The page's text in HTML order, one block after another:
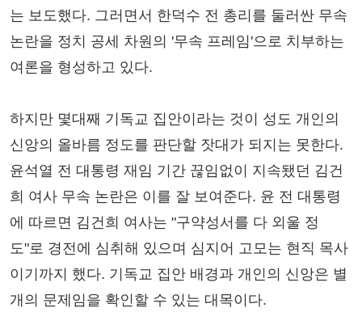
는 보도했다. 그러면서 한덕수 전 총리를 둘러싼 무속
논란을 정치 공세 차원의 '무속 프레임'으로 치부하는
여론을 형성하고 있다.
하지만 몇대째 기독교 집안이라는 것이 성도 개인의
신앙의 올바름 정도를 판단할 잣대가 되지는 못한다.
윤석열 전 대통령 재임 기간 끊임없이 지속됐던 김건
희 여사 무속 논란은 이를 잘 보여준다. 윤 전 대통령
에 따르면 김건희 여사는 "구약성서를 다 외울 정
도"로 경전에 심취해 있으며 심지어 고모는 현직 목사
이기까지 했다. 기독교 집안 배경과 개인의 신앙은 별
개의 문제임을 확인할 수 있는 대목이다.